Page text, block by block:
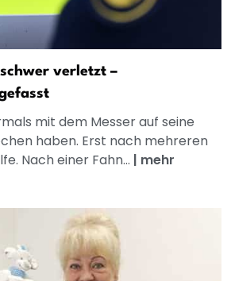
verletzt –
mit dem Messer auf seine
haben. Erst nach mehreren
Nach einer Fahn... | mehr